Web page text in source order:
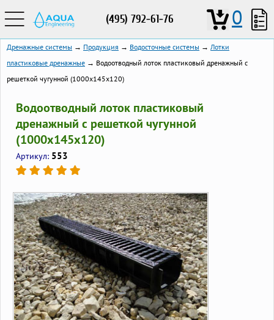
(495) 792-61-76 0
Дренажные системы → Продукция → Водосточные системы → Лотки
пластиковые дренажные → Водоотводный лоток пластиковый дренажный с
решеткой чугунной (1000x145x120)
Водоотводный лоток пластиковый
дренажный с решеткой чугунной
(1000x145x120)
Артикул: 553